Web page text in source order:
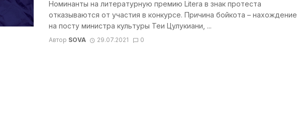
Номинанты на литературную премию Litera в знак протеста
отказываются от участия в конкурсе. Причина бойкота – нахождение
на посту министра культуры Теи Цулукиани, ...
Автор SOVA 29.07.2021 0